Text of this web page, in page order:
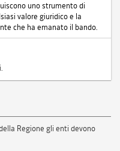
uno strumento di
valore giuridico e la
che ha emanato il bando.
Regione gli enti devono